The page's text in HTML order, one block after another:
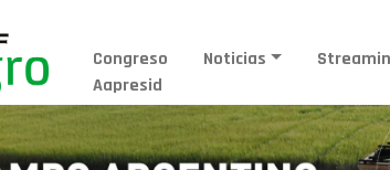
Congreso
Aapresid
Noticias